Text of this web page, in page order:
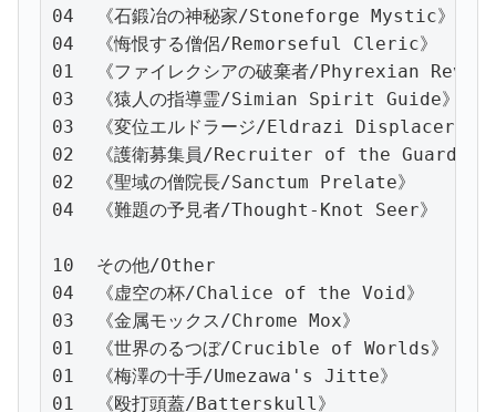
04  《石鍛冶の神秘家/Stoneforge Mystic》
04  《悔恨する僧侶/Remorseful Cleric》
01  《ファイレクシアの破棄者/Phyrexian
03  《猿人の指導霊/Simian Spirit Guide》
03  《変位エルドラージ/Eldrazi Displacer》
02  《護衛募集員/Recruiter of the Guard》
02  《聖域の僧院長/Sanctum Prelate》
04  《難題の予見者/Thought-Knot Seer》
10  その他/Other
04  《虚空の杯/Chalice of the Void》
03  《金属モックス/Chrome Mox》
01  《世界のるつぼ/Crucible of Worlds》
01  《梅澤の十手/Umezawa's Jitte》
01  《殴打頭蓋/Batterskull》